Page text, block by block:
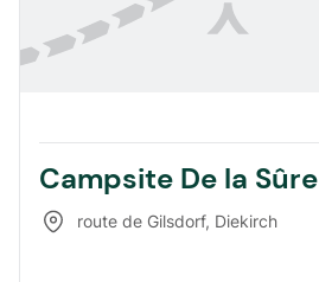
Campsite De la Sûre
route de Gilsdorf, Diekirch